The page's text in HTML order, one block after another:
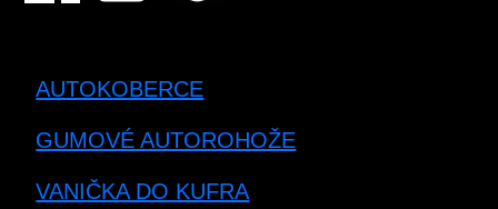
AUTOKOBERCE
GUMOVÉ AUTOROHOŽE
VANIČKA DO KUFRA